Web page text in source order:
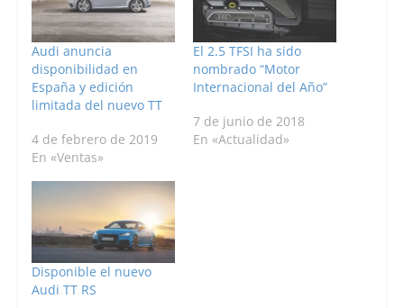
Audi anuncia
disponibilidad en
España y edición
limitada del nuevo TT
4 de febrero de 2019
En «Ventas»
El 2.5 TFSI ha sido
nombrado “Motor
Internacional del Año”
7 de junio de 2018
En «Actualidad»
Disponible el nuevo
Audi TT RS